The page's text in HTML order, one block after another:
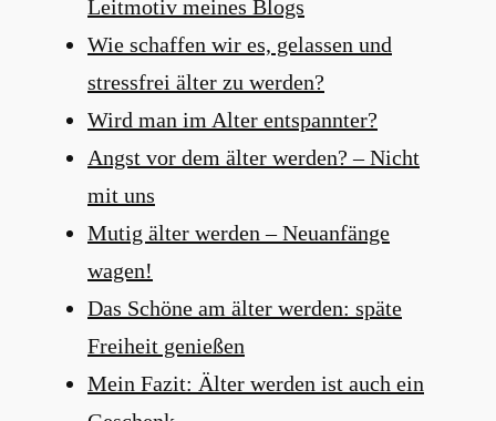
Leitmotiv meines Blogs
Wie schaffen wir es, gelassen und
stressfrei älter zu werden?
Wird man im Alter entspannter?
Angst vor dem älter werden? – Nicht
mit uns
Mutig älter werden – Neuanfänge
wagen!
Das Schöne am älter werden: späte
Freiheit genießen
Mein Fazit: Älter werden ist auch ein